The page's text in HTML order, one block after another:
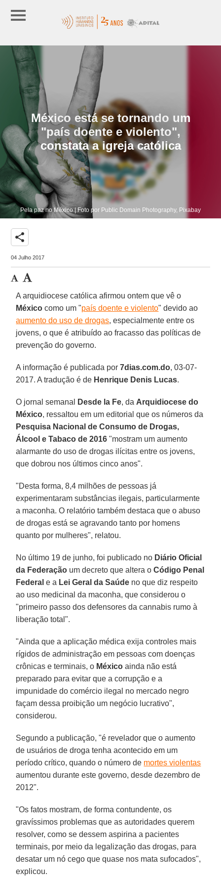
México está se tornando um
"país doente e violento",
constata a igreja católica
Pela paz no México | Foto por Public Domain Photography, Pixabay
share
04 Julho 2017
A arquidiocese católica afirmou ontem que vê o
México como um "país doente e violento" devido ao
aumento do uso de drogas, especialmente entre os
jovens, o que é atribuído ao fracasso das políticas de
prevenção do governo.
A informação é publicada por 7dias.com.do, 03-07-
2017. A tradução é de Henrique Denis Lucas.
O jornal semanal Desde la Fe, da Arquidiocese do
México, ressaltou em um editorial que os números da
Pesquisa Nacional de Consumo de Drogas,
Álcool e Tabaco de 2016 "mostram um aumento
alarmante do uso de drogas ilícitas entre os jovens,
que dobrou nos últimos cinco anos".
"Desta forma, 8,4 milhões de pessoas já
experimentaram substâncias ilegais, particularmente
a maconha. O relatório também destaca que o abuso
de drogas está se agravando tanto por homens
quanto por mulheres", relatou.
No último 19 de junho, foi publicado no Diário Oficial
da Federação um decreto que altera oCódigo Penal
Federal e a Lei Geral da Saúde no que diz respeito
ao uso medicinal da maconha, que considerou o
"primeiro passo dos defensores da cannabis rumo à
liberação total".
"Ainda que a aplicação médica exija controles mais
rígidos de administração em pessoas com doenças
crônicas e terminais, o México ainda não está
preparado para evitar que a corrupção e a
impunidade do comércio ilegal no mercado negro
façam dessa proibição um negócio lucrativo",
considerou.
Segundo a publicação, "é revelador que o aumento
de usuários de droga tenha acontecido em um
período crítico, quando o número de mortes violentas
aumentou durante este governo, desde dezembro de
2012".
"Os fatos mostram, de forma contundente, os
gravíssimos problemas que as autoridades querem
resolver, como se dessem aspirina a pacientes
terminais, por meio da legalização das drogas, para
desatar um nó cego que quase nos mata sufocados",
explicou.